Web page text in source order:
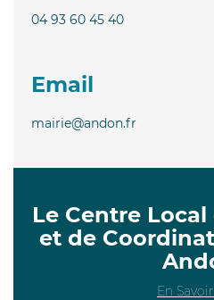
04 93 60 45 40
Email
mairie@andon.fr
Le Centre
et de
En